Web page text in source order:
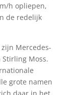
h opliepen,
de redelijk
Mercedes-
Stirling Moss.
grote namen